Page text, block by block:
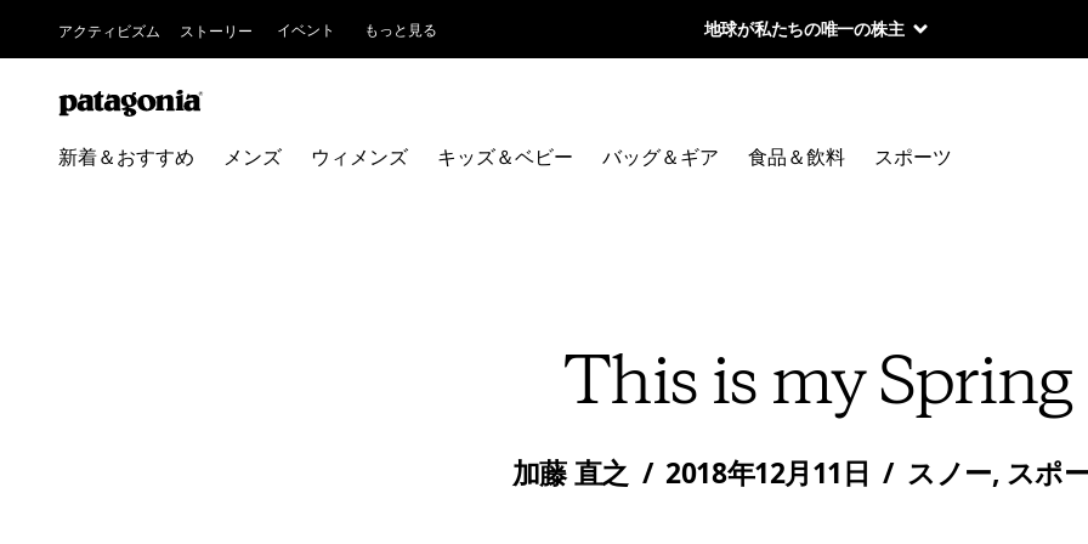
アクティビズム ストーリー イベント もっと見る 地球が私たちの唯一の株主
新着＆おすすめ メンズ ウィメンズ キッズ＆ベビー バッグ＆ギア 食品＆飲料 スポーツ
This is my Spring
加藤 直之 / 2018年12月11日 / スノー, スポ